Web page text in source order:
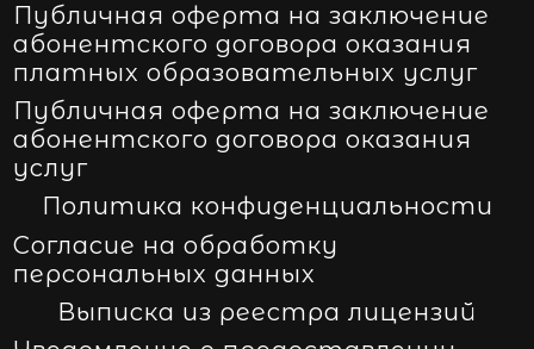
Публичная оферта на заключение
абонентского договора оказания
платных образовательных услуг
Публичная оферта на заключение
абонентского договора оказания
услуг
Политика конфиденциальности
Согласие на обработку
персональных данных
Выписка из реестра лицензий